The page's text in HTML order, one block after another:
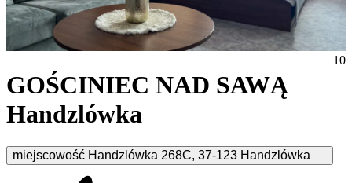
GOŚCINIEC NAD SAWĄ
Handzlówka
miejscowość Handzlówka 268C, 37-123 Handzlówka
10